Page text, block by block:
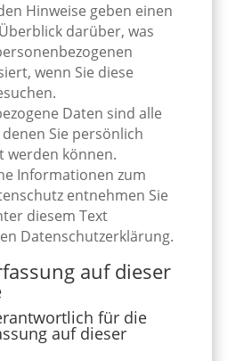
Hinweise geben einen
darüber, was
wenn Sie diese
Daten sind alle
Sie persönlich
werden können.
Informationen zum
entnehmen Sie
diesem Text
Datenschutzerklärung.
auf dieser
für die
auf dieser